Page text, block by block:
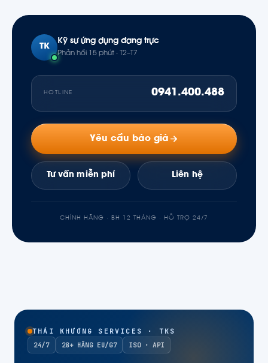
TK
Kỹ sư ứng dụng đang trực
Phản hồi 15 phút · T2–T7
HOTLINE 0941.400.488
Yêu cầu báo giá
Tư vấn miễn phí Liên hệ
CHÍNH HÃNG · BH 12 THÁNG · HỖ TRỢ 24/7
THÁI KHƯƠNG SERVICES · TKS
24/7
28+ HÃNG EU/G7 ISO · API